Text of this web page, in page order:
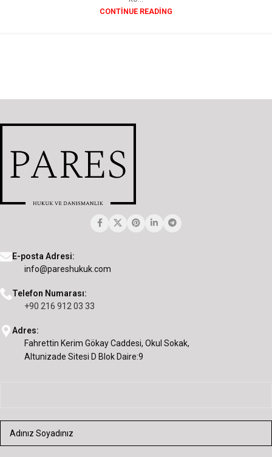
CONTINUE READING
E-posta Adresi:
info@pareshukuk.com
Telefon Numarası:
+90 216 912 03 33
Adres:
Fahrettin Kerim Gökay Caddesi, Okul Sokak,
Altunizade Sitesi D Blok Daire:9